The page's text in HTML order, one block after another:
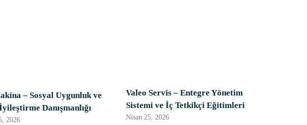
– Sosyal Uygunluk ve
Danışmanlığı
2026
Valeo Servis – Entegre Yönetim
Sistemi ve İç Tetkikçi Eğitimleri
Nisan 25, 2026